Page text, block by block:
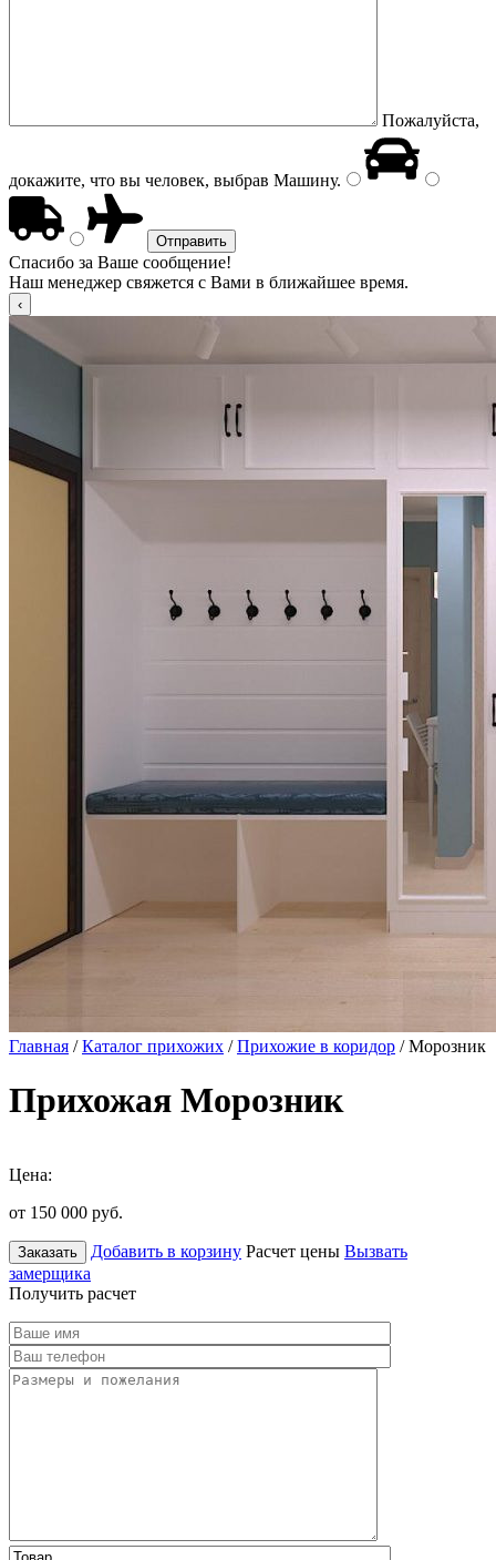
Пожалуйста,
докажите, что вы человек, выбрав Машину.
Спасибо за Ваше сообщение!
Наш менеджер свяжется с Вами в ближайшее время.
Главная /Каталог прихожих /Прихожие в коридор / Морозник
Прихожая Морозник
Цена:
от 150 000 руб.
Заказать Добавить в корзину Расчет цены Вызвать
замерщика
Получить расчет